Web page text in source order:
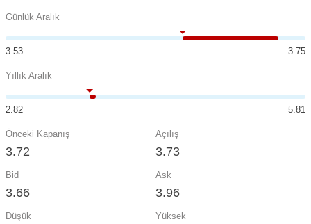
Günlük Aralık
3.53 3.75
Yıllık Aralık
2.82 5.81
Önceki Kapanış
3.72
Açılış
3.73
Bid
3.66
Ask
3.96
Düşük Yüksek